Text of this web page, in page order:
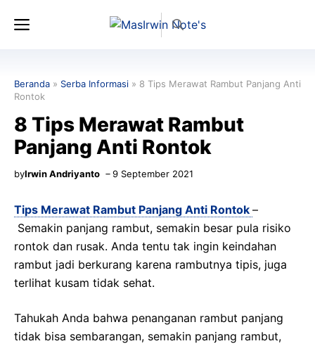
Menu
Beranda » Serba Informasi » 8 Tips Merawat Rambut Panjang Anti
Rontok
8 Tips Merawat Rambut
Panjang Anti Rontok
byIrwin Andriyanto 9 September 2021
Tips Merawat Rambut Panjang Anti Rontok –
Semakin panjang rambut, semakin besar pula risiko
rontok dan rusak. Anda tentu tak ingin keindahan
rambut jadi berkurang karena rambutnya tipis, juga
terlihat kusam tidak sehat.
Tahukah Anda bahwa penanganan rambut panjang
tidak bisa sembarangan, semakin panjang rambut,